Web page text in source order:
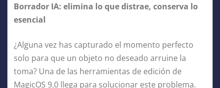
Borrador IA: elimina lo que distrae, conserva lo
esencial
¿Alguna vez has capturado el momento perfecto
solo para que un objeto no deseado arruine la
toma? Una de las herramientas de edición de
MagicOS 9.0 llega para solucionar este problema.